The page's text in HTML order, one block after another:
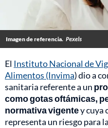
Imagen de referencia. Pexels
El Instituto Nacional de
Alimentos (Invima) dio a
sanitaria referente a un
como gotas oftámicas,
normativa vigentey cuya
representa un riesgo para